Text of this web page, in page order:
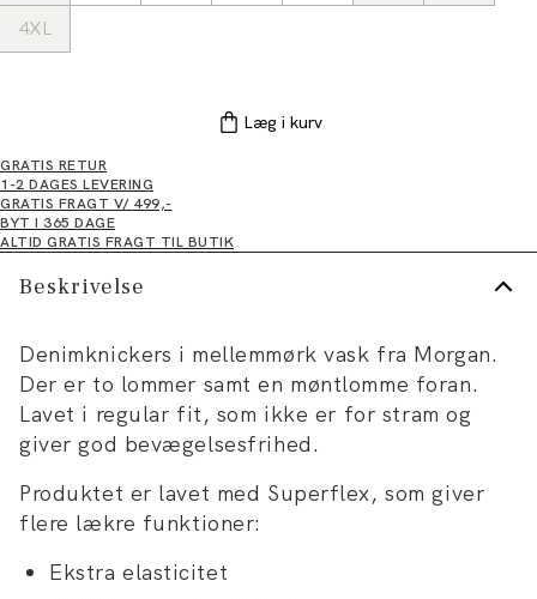
4XL
Læg i kurv
GRATIS RETUR
1-2 DAGES LEVERING
GRATIS FRAGT V/ 499,-
BYT I 365 DAGE
ALTID GRATIS FRAGT TIL BUTIK
Beskrivelse
Denimknickers i mellemmørk vask fra Morgan.
Der er to lommer samt en møntlomme foran.
Lavet i regular fit, som ikke er for stram og
giver god bevægelsesfrihed.
Produktet er lavet med Superflex, som giver
flere lækre funktioner:
Ekstra elasticitet